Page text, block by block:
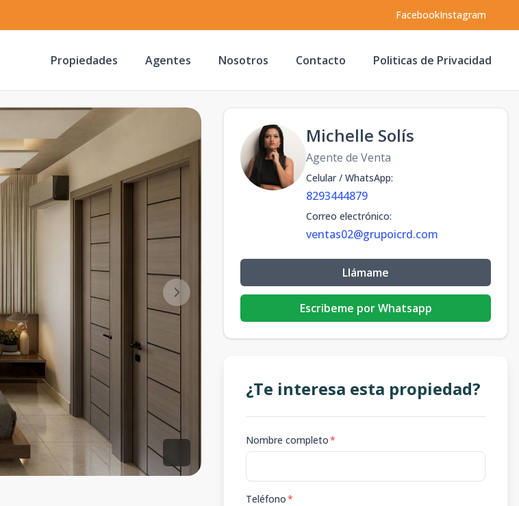
FacebookInstagram
Propiedades Agentes Nosotros Contacto Politicas de Privacidad
Michelle Solís
Agente de Venta
Celular / WhatsApp:
8293444879
Correo electrónico:
ventas02@grupoicrd.com
Llámame
Escribeme por Whatsapp
¿Te interesa esta propiedad?
Nombre completo*
Teléfono*